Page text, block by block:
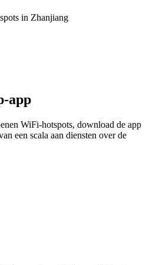
in Zhanjiang
app
WiFi-hotspots, download de app
een scala aan diensten over de